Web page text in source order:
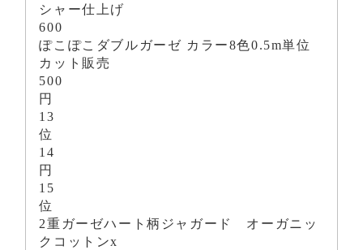
シャー仕上げ
600
ぽこぽこダブルガーゼ カラー8色0.5m単位
カット販売
500
円
13
位
14
円
15
位
2重ガーゼハート柄ジャガード オーガニッ
クコットンx